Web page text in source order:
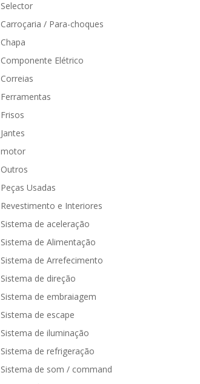
Selector
Carroçaria / Para-choques
Chapa
Componente Elétrico
Correias
Ferramentas
Frisos
Jantes
motor
Outros
Peças Usadas
Revestimento e Interiores
Sistema de aceleração
Sistema de Alimentação
Sistema de Arrefecimento
Sistema de direção
Sistema de embraiagem
Sistema de escape
Sistema de iluminação
Sistema de refrigeração
Sistema de som / command